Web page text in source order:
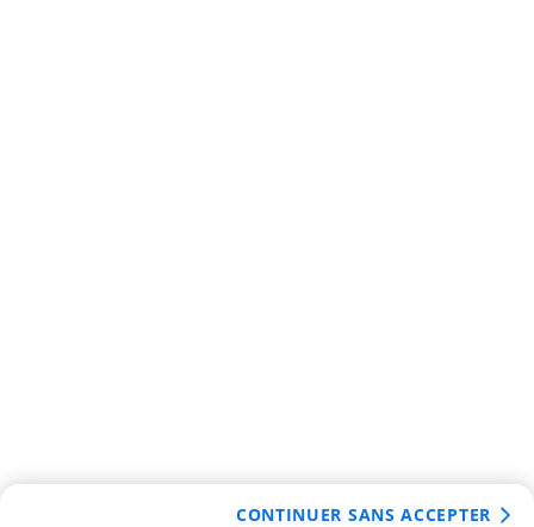
CONTINUER SANS ACCEPTER